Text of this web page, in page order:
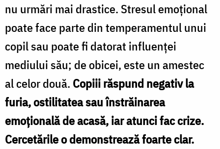
nu urmări mai drastice. Stresul emoțional
poate face parte din temperamentul unui
copil sau poate fi datorat influenței
mediului său; de obicei, este un amestec
al celor două. Copiii răspund negativ la
furia, ostilitatea sau înstrăinarea
emoțională de acasă, iar atunci fac crize.
Cercetările o demonstrează foarte clar.